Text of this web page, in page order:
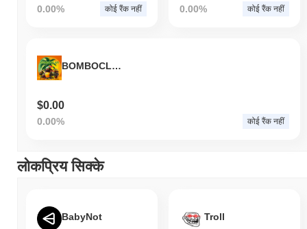
0.00% कोई रैंक नहीं 0.00% कोई रैंक नहीं
BOMBOCLAT
$0.00
0.00% कोई रैंक नहीं
लोकप्रिय सिक्के
BabyNot Troll